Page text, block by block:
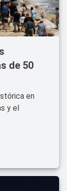
de 50
en
y el